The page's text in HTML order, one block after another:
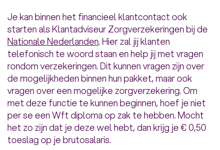
Je kan binnen het financieel klantcontact ook
starten als Klantadviseur Zorgverzekeringen bij de
Nationale Nederlanden. Hier zal jij klanten
telefonisch te woord staan en help jij met vragen
rondom verzekeringen. Dit kunnen vragen zijn over
de mogelijkheden binnen hun pakket, maar ook
vragen over een mogelijke zorgverzekering. Om
met deze functie te kunnen beginnen, hoef je niet
per se een Wft diploma op zak te hebben. Mocht
het zo zijn dat je deze wel hebt, dan krijg je € 0,50
toeslag op je brutosalaris.